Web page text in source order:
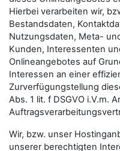
Hierbei verarbeiten wir,
Bestandsdaten,
Nutzungsdaten, Meta-
Kunden, Interessenten
Onlineangebotes auf
Interessen an einer
Zurverfügungstellung
Abs. 1 lit. f DSGVO i.V.m.
Wir, bzw. unser
unserer berechtigten